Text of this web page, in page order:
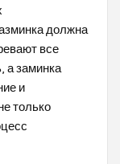
должна
все
а заминка
и
только